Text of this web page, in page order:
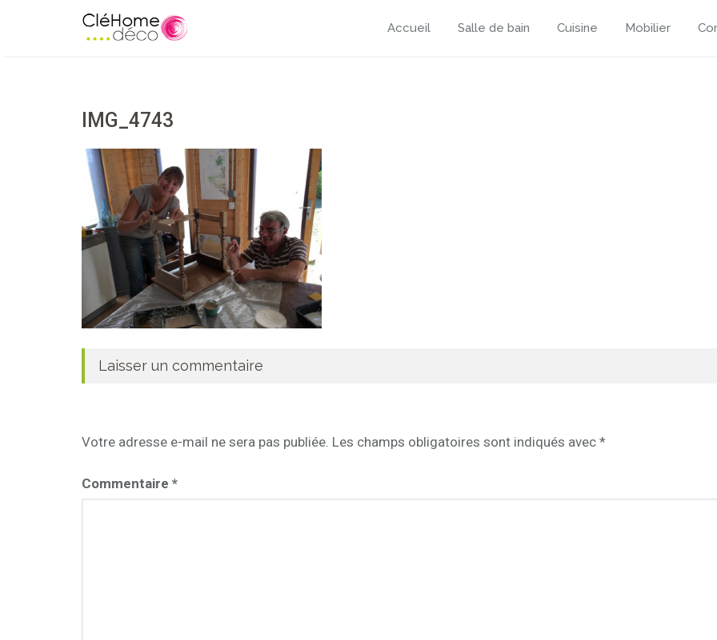
Accueil Salle de bain Cuisine Mobilier
IMG_4743
Laisser un commentaire
Votre adresse e-mail ne sera pas publiée. Les champs obligatoires sont indiqués avec *
Commentaire *